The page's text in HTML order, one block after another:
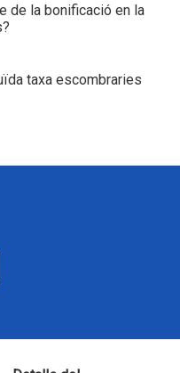
de la bonificació en la
taxa escombraries